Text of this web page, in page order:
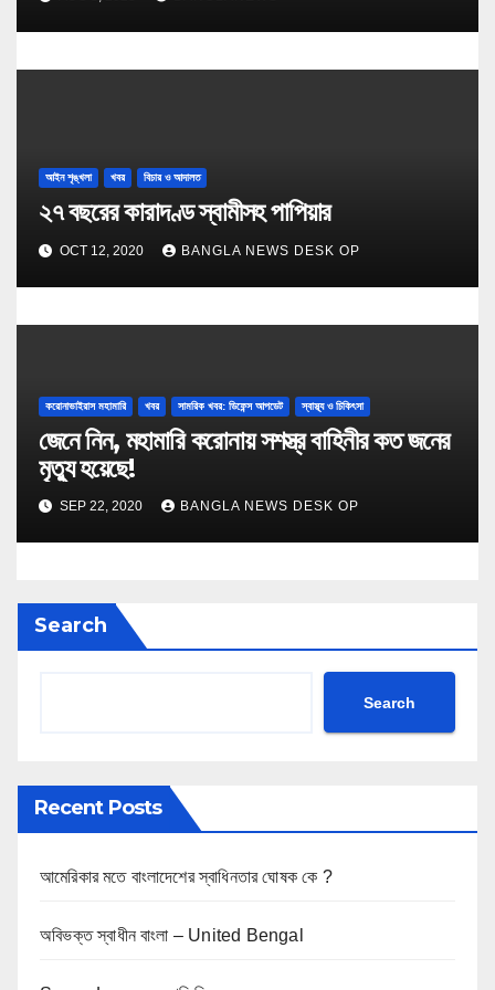
আইন শৃঙ্খলা খবর বিচার ও আদালত
২৭ বছরের কারাদণ্ড স্বামীসহ পাপিয়ার
OCT 12, 2020 BANGLA NEWS DESK OP
করোনাভাইরাস মহামারি খবর সামরিক খবর: ডিফেন্স আপডেট স্বাস্থ্য ও চিকিৎসা
জেনে নিন, মহামারি করোনায় সশস্ত্র বাহিনীর কত জনের
মৃত্যু হয়েছে!
SEP 22, 2020 BANGLA NEWS DESK OP
Search
Search
Recent Posts
আমেরিকার মতে বাংলাদেশের স্বাধিনতার ঘোষক কে ?
অবিভক্ত স্বাধীন বাংলা – United Bengal